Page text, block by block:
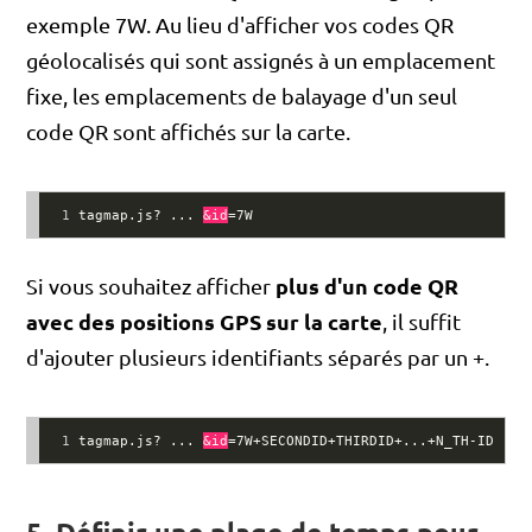
exemple 7W. Au lieu d'afficher vos codes QR
géolocalisés qui sont assignés à un emplacement
fixe, les emplacements de balayage d'un seul
code QR sont affichés sur la carte.
1 tagmap.js? ... &id=7W
Si vous souhaitez afficher plus d'un code QR
avec des positions GPS sur la carte , il suffit
d'ajouter plusieurs identifiants séparés par un +.
1 tagmap.js? ... &id=7W+SECONDID+THIRDID+...+N_TH-ID